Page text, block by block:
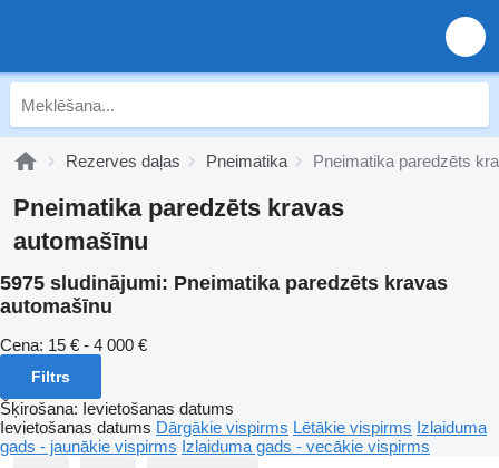
Rezerves daļas Pneimatika Pneimatika paredzēts
Pneimatika paredzēts kravas
automašīnu
5975 sludinājumi: Pneimatika paredzēts kravas
automašīnu
Cena: 15 € - 4 000 €
Filtrs
Šķirošana: Ievietošanas datums
Ievietošanas datums Dārgākie vispirms Lētākie vispirms Izlaiduma
gads - jaunākie vispirms Izlaiduma gads - vecākie vispirms